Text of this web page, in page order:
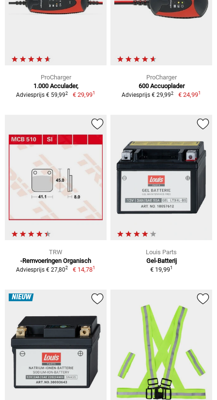
ProCharger
1.000 Acculader,
Adviesprijs € 59,992 € 29,991
ProCharger
600 Accuoplader
Adviesprijs € 29,992 € 24,991
TRW
-Remvoeringen Organisch
Adviesprijs € 27,802 € 14,781
Louis Parts
Gel-Batterij
€ 19,991
NIEUW